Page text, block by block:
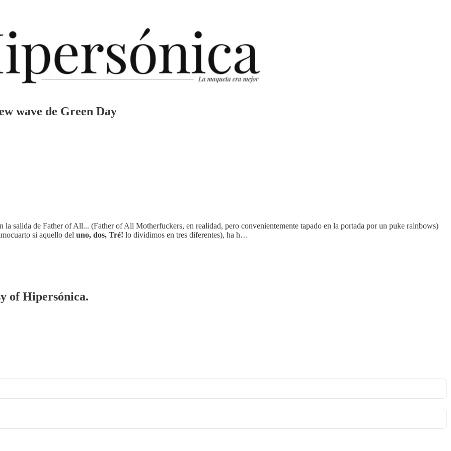
wave de Green Day
salida de Father of All... (Father of All Motherfuckers, en realidad, pero convenientemente tapado en la portada por un puke rainbows)
si aquello del uno, dos, Tré! lo dividimos en tres diferentes), ha h…
of Hipersónica.